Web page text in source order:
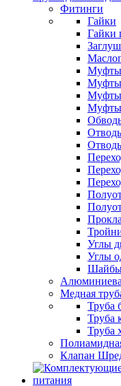
Фитинги
Гайки
Гайки
Муфты
Муфты
Муфты
Муфты
Углы
Углы
Медная
Труба
Труба
Труба
Клапан